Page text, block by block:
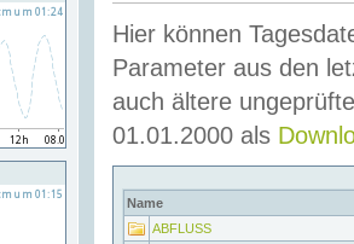
Hier können
Parameter aus den
auch ältere
01.01.2000 als
Name
ABFLUSS